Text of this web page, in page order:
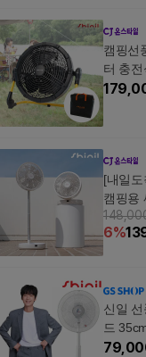
캠핑선
터 충
[내일
캠핑용
6%
신일
드